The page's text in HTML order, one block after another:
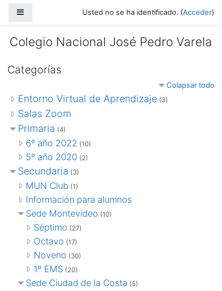
Usted no se ha identificado. (Acceder)
Colegio Nacional José Pedro Varela
Categorías
Colapsar todo
Entorno Virtual de Aprendizaje (3)
Salas Zoom
Primaria (4)
6º año 2022 (10)
5º año 2020 (2)
Secundaria (3)
MUN Club (1)
Información para alumnos
Sede Montevideo (10)
Séptimo (27)
Octavo (17)
Noveno (30)
1º EMS (20)
Sede Ciudad de la Costa (5)